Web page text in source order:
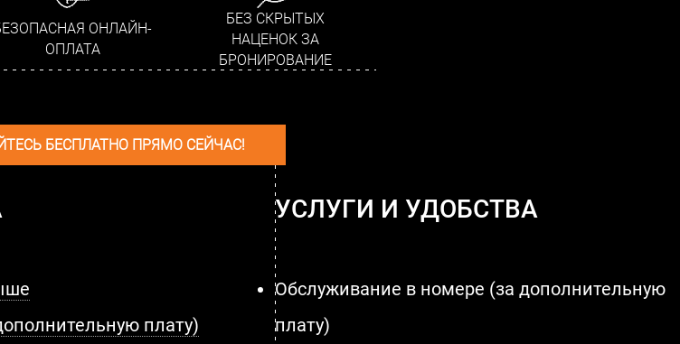
ОНЛАЙН-
ОПЛАТА
БЕЗ СКРЫТЫХ
НАЦЕНОК ЗА
БРОНИРОВАНИЕ
БЕСПЛАТНО ПРЯМО СЕЙЧАС!
плату)
УСЛУГИ И УДОБСТВА
Обслуживание в номере (за дополнительную
плату)